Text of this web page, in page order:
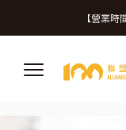
【營業
【誠摯